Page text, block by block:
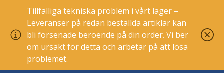
Tillfälliga tekniska problem i vårt lager –
Leveranser på redan beställda artiklar kan
bli försenade beroende på din order. Vi ber
om ursäkt för detta och arbetar på att lösa
problemet.